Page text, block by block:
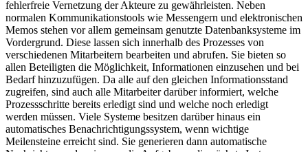
fehlerfreie Vernetzung der Akteure zu gewährleisten. Neben
normalen Kommunikationstools wie Messengern und elektronischen
Memos stehen vor allem gemeinsam genutzte Datenbanksysteme im
Vordergrund. Diese lassen sich innerhalb des Prozesses von
verschiedenen Mitarbeitern bearbeiten und abrufen. Sie bieten so
allen Beteiligten die Möglichkeit, Informationen einzusehen und bei
Bedarf hinzuzufügen. Da alle auf den gleichen Informationsstand
zugreifen, sind auch alle Mitarbeiter darüber informiert, welche
Prozessschritte bereits erledigt sind und welche noch erledigt
werden müssen. Viele Systeme besitzen darüber hinaus ein
automatisches Benachrichtigungssystem, wenn wichtige
Meilensteine erreicht sind. Sie generieren dann automatische